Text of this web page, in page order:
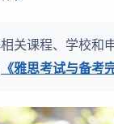
关课程、学校和
《雅思考试与备考